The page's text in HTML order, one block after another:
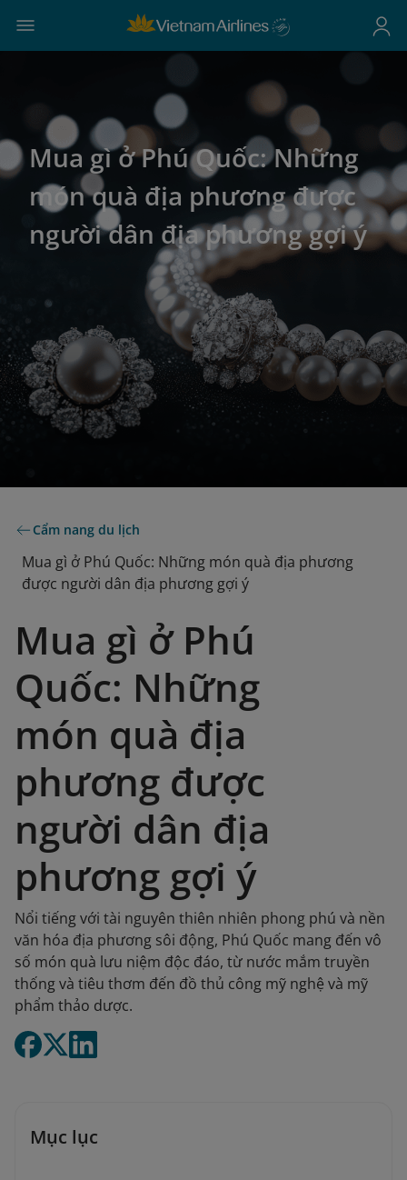
Mua gì ở Phú Quốc: Những
món quà địa phương được
người dân địa phương gợi ý
Cẩm nang du lịch
Mua gì ở Phú Quốc: Những món quà địa phương
được người dân địa phương gợi ý
Mua gì ở Phú
Quốc: Những
món quà địa
phương được
người dân địa
phương gợi ý
Nổi tiếng với tài nguyên thiên nhiên phong phú và nền
văn hóa địa phương sôi động, Phú Quốc mang đến vô
số món quà lưu niệm độc đáo, từ nước mắm truyền
thống và tiêu thơm đến đồ thủ công mỹ nghệ và mỹ
phẩm thảo dược.
Mục lục